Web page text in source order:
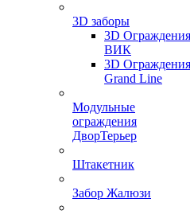
3D заборы
3D Ограждения
ВИК
3D Ограждения
Grand Line
Модульные
ограждения
ДворТерьер
Штакетник
Забор Жалюзи